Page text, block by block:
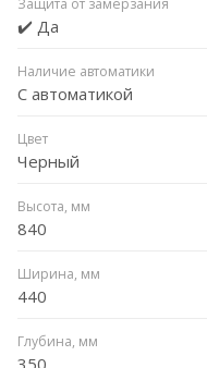
Защита от замерзания
✔️ Да
Наличие автоматики
С автоматикой
Цвет
Черный
Высота, мм
840
Ширина, мм
440
Глубина, мм
350